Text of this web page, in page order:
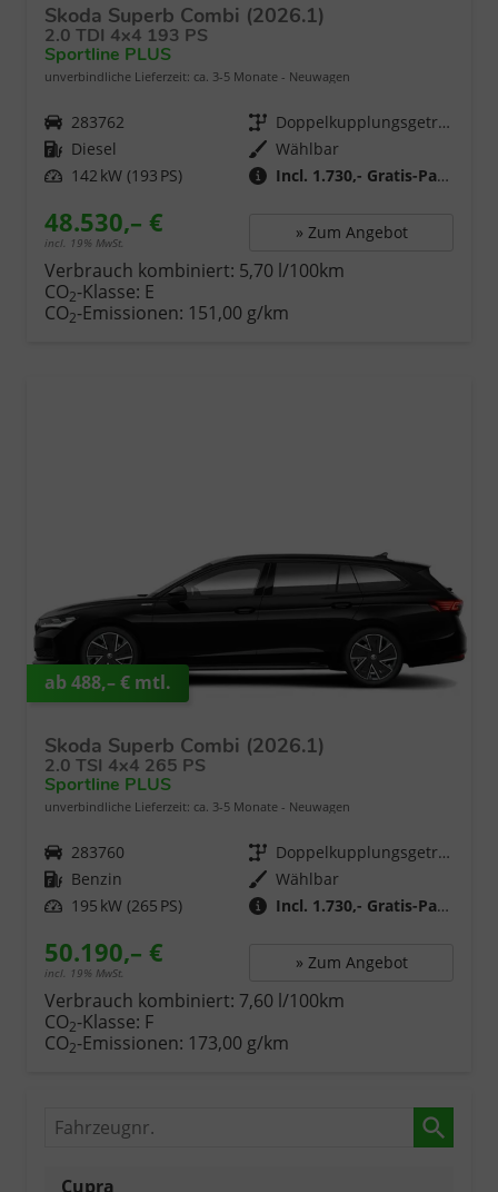
Skoda Superb Combi (2026.1)
2.0 TDI 4x4 193 PS
Sportline PLUS
unverbindliche Lieferzeit: ca. 3-5 Monate Neuwagen
Fahrzeugnr. 283762 Getriebe
Doppelkupplungsgetriebe (DSG)
Kraftstoff Diesel
Wählbar
Leistung 142 kW (193 PS) Incl. 1.730,- Gratis-Paket
48.530,– €
incl. 19% MwSt. » Zum Angebot
Verbrauch kombiniert: 5,70 l/100km
CO2-Klasse: E
CO2-Emissionen: 151,00 g/km
ab 488,– € mtl.
Skoda Superb Combi (2026.1)
2.0 TSI 4x4 265 PS
Sportline PLUS
unverbindliche Lieferzeit: ca. 3-5 Monate Neuwagen
Fahrzeugnr. 283760 Getriebe
Doppelkupplungsgetriebe (DSG)
Kraftstoff Benzin
Wählbar
Leistung 195 kW (265 PS) Incl. 1.730,- Gratis-Paket
50.190,– €
incl. 19% MwSt. » Zum Angebot
Verbrauch kombiniert: 7,60 l/100km
CO2-Klasse: F
CO2-Emissionen: 173,00 g/km
Fahrzeugnr.
Cupra